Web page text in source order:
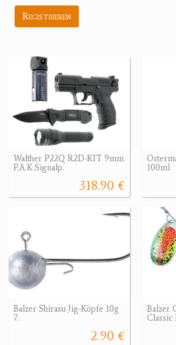
Registrieren
Walther P22Q R2D-KIT 9mm
P.A.K.Signalp.
318.90 €
100ml
Balzer Shirasu Jig-Köpfe 10g
7.
2.90 €
Balzer
Classic